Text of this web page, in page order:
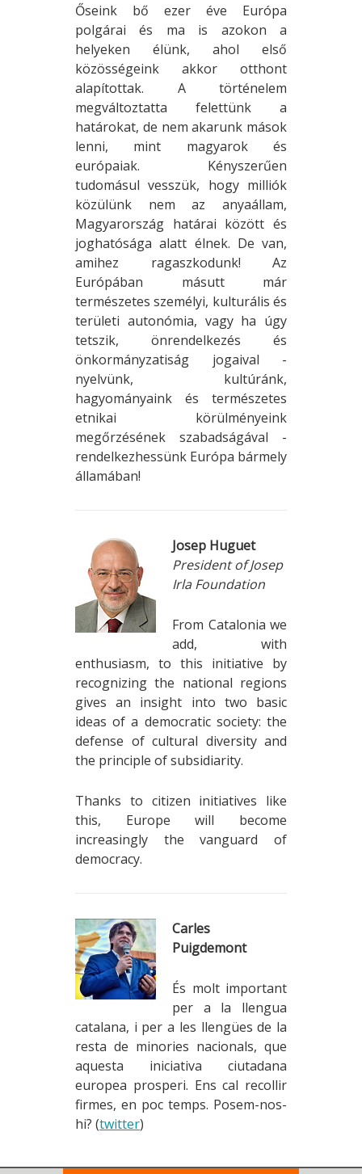
Őseink bő ezer éve Európa
polgárai és ma is azokon a
helyeken élünk, ahol első
közösségeink akkor otthont
alapítottak. A történelem
megváltoztatta felettünk a
határokat, de nem akarunk mások
lenni, mint magyarok és
európaiak. Kényszerűen
tudomásul vesszük, hogy milliók
közülünk nem az anyaállam,
Magyarország határai között és
joghatósága alatt élnek. De van,
amihez ragaszkodunk! Az
Európában másutt már
természetes személyi, kulturális és
területi autonómia, vagy ha úgy
tetszik, önrendelkezés és
önkormányzatiság jogaival -
nyelvünk, kultúránk,
hagyományaink és természetes
etnikai körülményeink
megőrzésének szabadságával -
rendelkezhessünk Európa bármely
államában!
Josep Huguet
President of Josep
Irla Foundation
From Catalonia we
add, with
enthusiasm, to this initiative by
recognizing the national regions
gives an insight into two basic
ideas of a democratic society: the
defense of cultural diversity and
the principle of subsidiarity.
Thanks to citizen initiatives like
this, Europe will become
increasingly the vanguard of
democracy.
Carles
Puigdemont
És molt important
per a la llengua
catalana, i per a les llengües de la
resta de minories nacionals, que
aquesta iniciativa ciutadana
europea prosperi. Ens cal recollir
firmes, en poc temps. Posem-nos-
hi? (twitter)